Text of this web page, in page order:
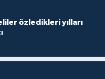
özledikleri yılları